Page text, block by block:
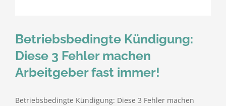
Betriebsbedingte Kündigung:
Diese 3 Fehler machen
Arbeitgeber fast immer!
Betriebsbedingte Kündigung: Diese 3 Fehler machen